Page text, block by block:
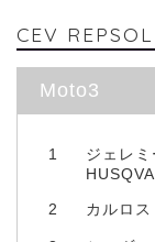
CEV
Moto3
1
ジェレミ
2 カルロ